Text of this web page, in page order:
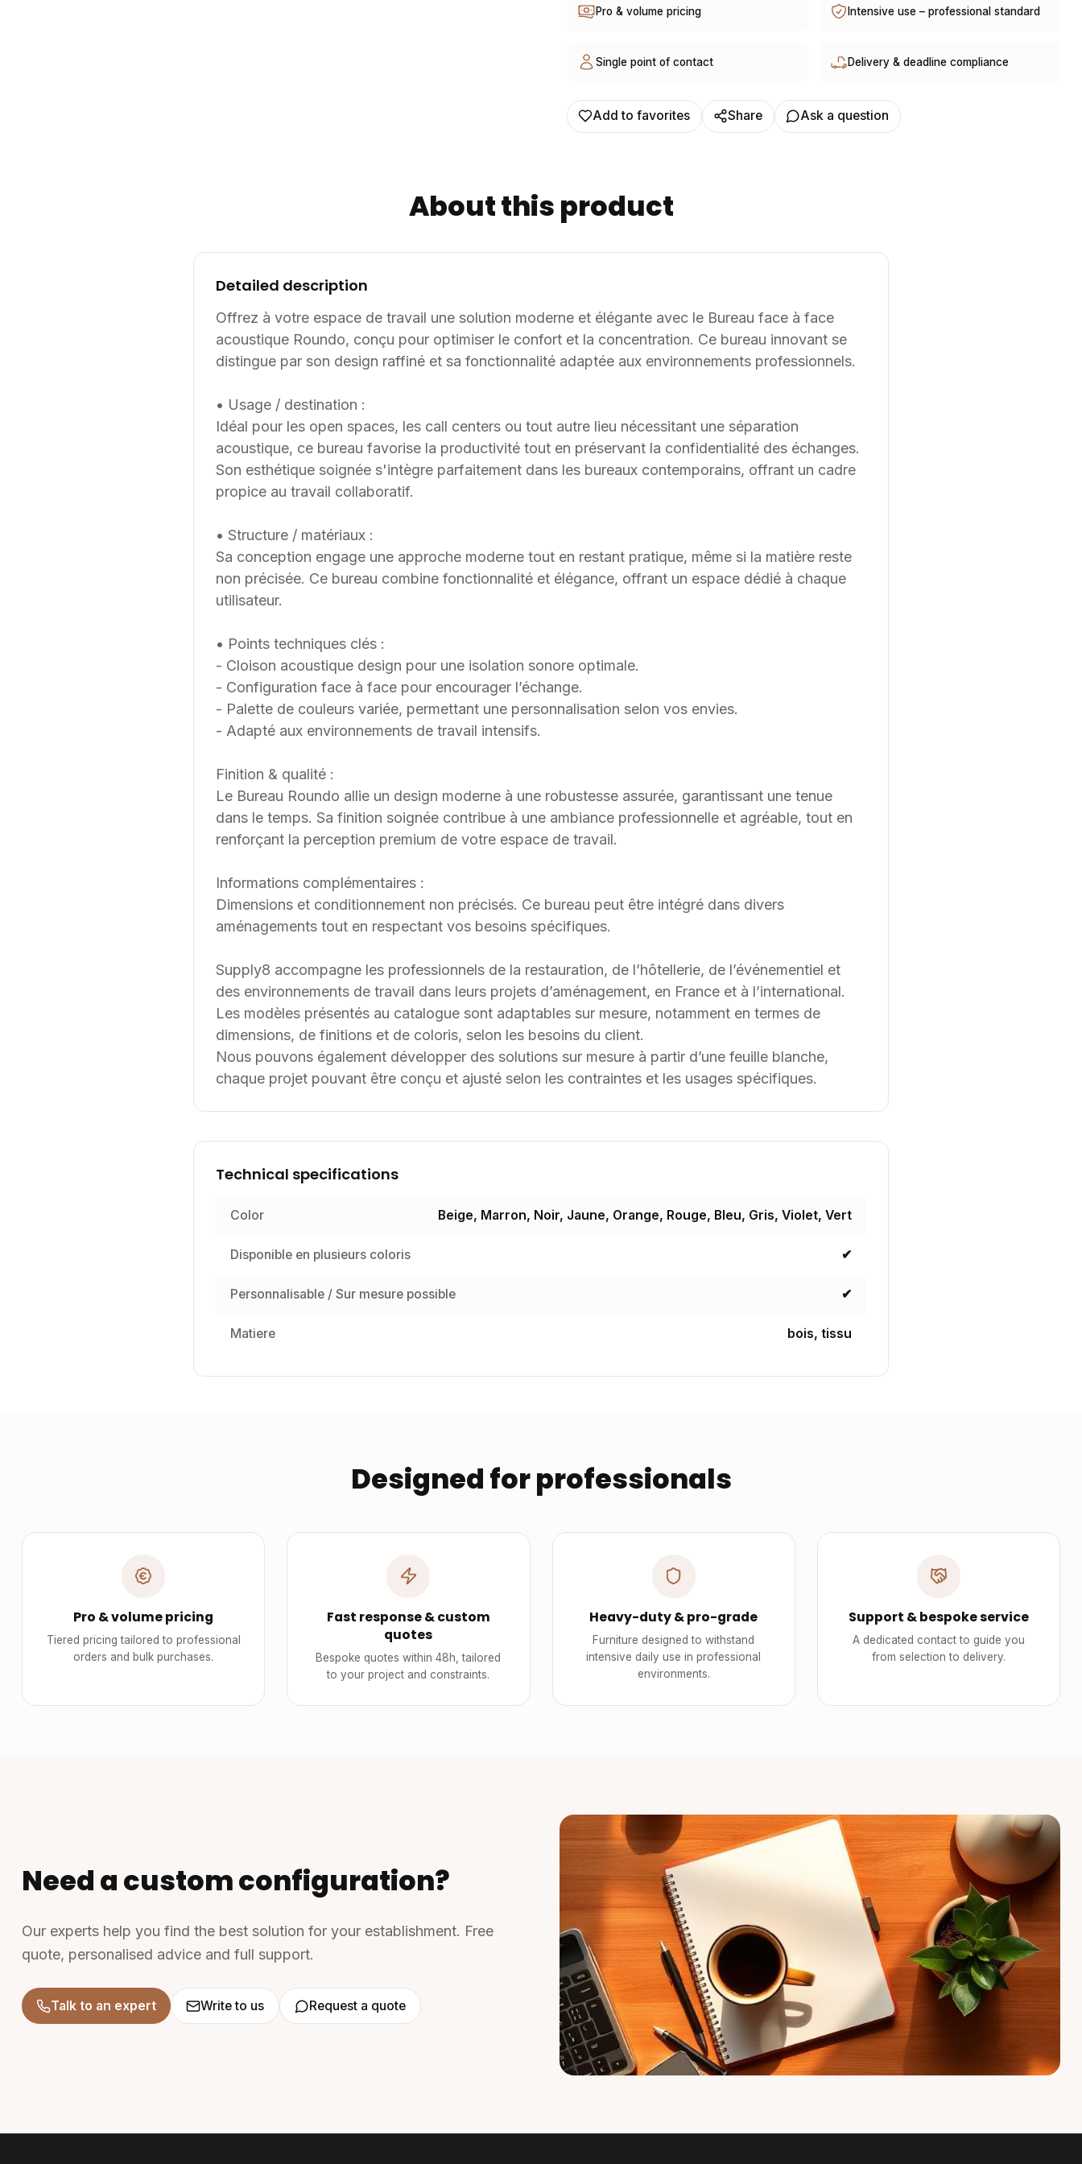
leurs projets d’aménagement, en France et à l’international. Les modèles présentés
finitions et de coloris, selon les besoins du client. Nous pouvons également
pouvant être conçu et ajusté selon les contraintes et les usages spécifiques.
Pro & volume pricing Intensive use – professional standard
Single point of contact Delivery & deadline compliance
Add to favorites Share Ask a question
About this product
Detailed description
Offrez à votre espace de travail une solution moderne et élégante avec le Bureau face à face
acoustique Roundo, conçu pour optimiser le confort et la concentration. Ce bureau innovant se
distingue par son design raffiné et sa fonctionnalité adaptée aux environnements professionnels.
• Usage / destination :
Idéal pour les open spaces, les call centers ou tout autre lieu nécessitant une séparation
acoustique, ce bureau favorise la productivité tout en préservant la confidentialité des échanges.
Son esthétique soignée s'intègre parfaitement dans les bureaux contemporains, offrant un cadre
propice au travail collaboratif.
• Structure / matériaux :
Sa conception engage une approche moderne tout en restant pratique, même si la matière reste
non précisée. Ce bureau combine fonctionnalité et élégance, offrant un espace dédié à chaque
utilisateur.
• Points techniques clés :
- Cloison acoustique design pour une isolation sonore optimale.
- Configuration face à face pour encourager l’échange.
- Palette de couleurs variée, permettant une personnalisation selon vos envies.
- Adapté aux environnements de travail intensifs.
Finition & qualité :
Le Bureau Roundo allie un design moderne à une robustesse assurée, garantissant une tenue
dans le temps. Sa finition soignée contribue à une ambiance professionnelle et agréable, tout en
renforçant la perception premium de votre espace de travail.
Informations complémentaires :
Dimensions et conditionnement non précisés. Ce bureau peut être intégré dans divers
aménagements tout en respectant vos besoins spécifiques.
Supply8 accompagne les professionnels de la restauration, de l’hôtellerie, de l’événementiel et
des environnements de travail dans leurs projets d’aménagement, en France et à l’international.
Les modèles présentés au catalogue sont adaptables sur mesure, notamment en termes de
dimensions, de finitions et de coloris, selon les besoins du client.
Nous pouvons également développer des solutions sur mesure à partir d’une feuille blanche,
chaque projet pouvant être conçu et ajusté selon les contraintes et les usages spécifiques.
Technical specifications
Color Beige, Marron, Noir, Jaune, Orange, Rouge, Bleu, Gris, Violet, Vert
Disponible en plusieurs coloris ✔
Personnalisable / Sur mesure possible ✔
Matiere bois, tissu
Designed for professionals
Pro & volume pricing
Tiered pricing tailored to professional
orders and bulk purchases.
Fast response & custom
quotes
Bespoke quotes within 48h, tailored
to your project and constraints.
Heavy-duty & pro-grade
Furniture designed to withstand
intensive daily use in professional
environments.
Support & bespoke service
A dedicated contact to guide you
from selection to delivery.
Need a custom configuration?
Our experts help you find the best solution for your establishment. Free
quote, personalised advice and full support.
Talk to an expert Write to us Request a quote